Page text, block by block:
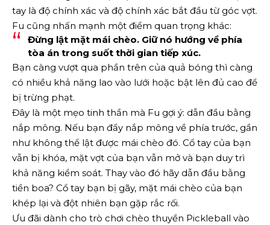
tay là độ chính xác và độ chính xác bắt đầu từ góc vợt.
Fu cũng nhấn mạnh một điểm quan trọng khác:
Đừng lật mặt mái chèo. Giữ nó hướng về phía
tòa án trong suốt thời gian tiếp xúc.
Bạn càng vượt qua phần trên của quả bóng thì càng
có nhiều khả năng lao vào lưới hoặc bật lên đủ cao để
bị trừng phạt.
Đây là một mẹo tinh thần mà Fu gợi ý: dẫn đầu bằng
nắp mông. Nếu bạn đẩy nắp mông về phía trước, gần
như không thể lật được mái chèo đó. Cổ tay của bạn
vẫn bị khóa, mặt vợt của bạn vẫn mở và bạn duy trì
khả năng kiểm soát. Thay vào đó hãy dẫn đầu bằng
tiền boa? Cổ tay bạn bị gãy, mặt mái chèo của bạn
khép lại và đột nhiên bạn gặp rắc rối.
Ưu đãi dành cho trò chơi chèo thuyền Pickleball vào